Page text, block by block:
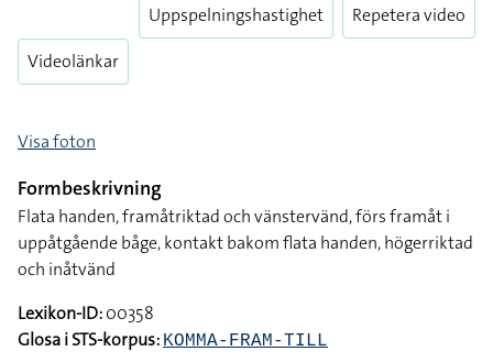
Videolänkar
Uppspelningshastighet Repetera video
Visa foton
Formbeskrivning
Flata handen, framåtriktad och vänstervänd, förs framåt i
uppåtgående båge, kontakt bakom flata handen, högerriktad
och inåtvänd
Lexikon-ID:00358
Glosa i STS-korpus: KOMMA-FRAM-TILL